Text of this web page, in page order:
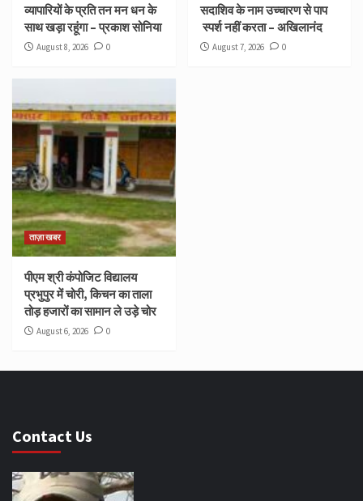
व्यापारियों के प्रति तन मन धन के
साथ खड़ा रहूंगा – प्रकाश सोनिया
August 8, 2026 0
सदाशिव के नाम उच्चारण से पाप
स्पर्श नहीं करता – अखिलानंद
August 7, 2026 0
ताज़ा खबर
पीएम श्री कंपोजिट विद्यालय
प्रभुपुर में चोरी, किचन का ताला
तोड़ हजारों का सामान ले उड़े चोर
August 6, 2026 0
Contact Us